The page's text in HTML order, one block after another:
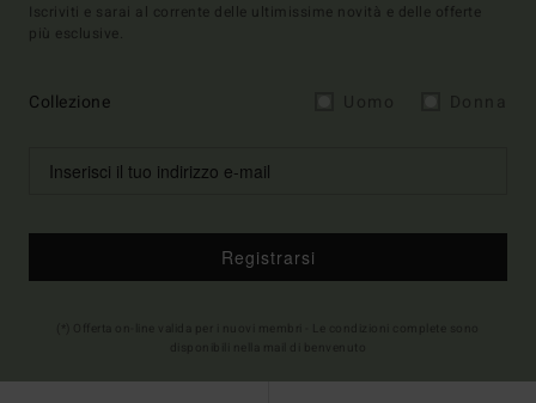
Iscriviti e sarai al corrente delle ultimissime novità e delle offerte
più esclusive.
Collezione
Registrarsi